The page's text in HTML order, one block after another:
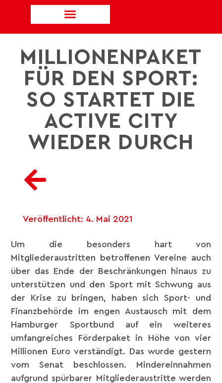
MILLIONENPAKET
FÜR DEN SPORT:
SO STARTET DIE
ACTIVE CITY
WIEDER DURCH
Veröffentlicht: 4. Mai 2021
Um die besonders hart von
Mitgliederaustritten betroffenen Vereine auch
über das Ende der Beschränkungen hinaus zu
unterstützen und den Sport mit Schwung aus
der Krise zu bringen, haben sich Sport- und
Finanzbehörde im engen Austausch mit dem
Hamburger Sportbund auf ein weiteres
umfangreiches Förderpaket in Höhe von vier
Millionen Euro verständigt. Das wurde gestern
vom Senat beschlossen. Mindereinnahmen
aufgrund spürbarer Mitgliederaustritte werden